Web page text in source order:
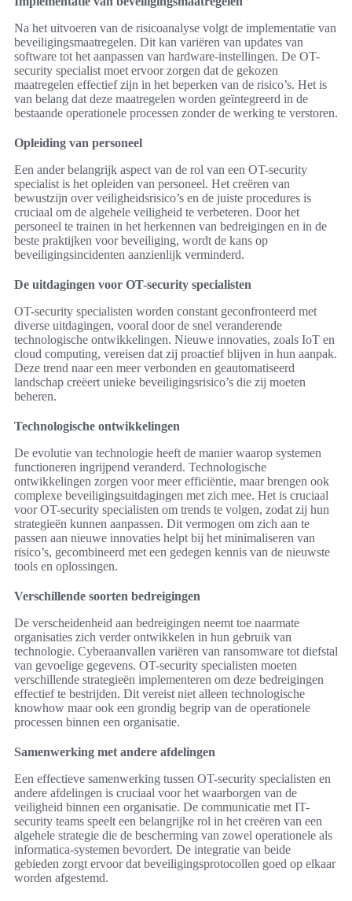
Na het uitvoeren van de risicoanalyse volgt de implementatie van
beveiligingsmaatregelen. Dit kan variëren van updates van
software tot het aanpassen van hardware-instellingen. De OT-
security specialist moet ervoor zorgen dat de gekozen
maatregelen effectief zijn in het beperken van de risico’s. Het is
van belang dat deze maatregelen worden geïntegreerd in de
bestaande operationele processen zonder de werking te verstoren.
Opleiding van personeel
Een ander belangrijk aspect van de rol van een OT-security
specialist is het opleiden van personeel. Het creëren van
bewustzijn over veiligheidsrisico’s en de juiste procedures is
cruciaal om de algehele veiligheid te verbeteren. Door het
personeel te trainen in het herkennen van bedreigingen en in de
beste praktijken voor beveiliging, wordt de kans op
beveiligingsincidenten aanzienlijk verminderd.
De uitdagingen voor OT-security specialisten
OT-security specialisten worden constant geconfronteerd met
diverse uitdagingen, vooral door de snel veranderende
technologische ontwikkelingen. Nieuwe innovaties, zoals IoT en
cloud computing, vereisen dat zij proactief blijven in hun aanpak.
Deze trend naar een meer verbonden en geautomatiseerd
landschap creëert unieke beveiligingsrisico’s die zij moeten
beheren.
Technologische ontwikkelingen
De evolutie van technologie heeft de manier waarop systemen
functioneren ingrijpend veranderd. Technologische
ontwikkelingen zorgen voor meer efficiëntie, maar brengen ook
complexe beveiligingsuitdagingen met zich mee. Het is cruciaal
voor OT-security specialisten om trends te volgen, zodat zij hun
strategieën kunnen aanpassen. Dit vermogen om zich aan te
passen aan nieuwe innovaties helpt bij het minimaliseren van
risico’s, gecombineerd met een gedegen kennis van de nieuwste
tools en oplossingen.
Verschillende soorten bedreigingen
De verscheidenheid aan bedreigingen neemt toe naarmate
organisaties zich verder ontwikkelen in hun gebruik van
technologie. Cyberaanvallen variëren van ransomware tot diefstal
van gevoelige gegevens. OT-security specialisten moeten
verschillende strategieën implementeren om deze bedreigingen
effectief te bestrijden. Dit vereist niet alleen technologische
knowhow maar ook een grondig begrip van de operationele
processen binnen een organisatie.
Samenwerking met andere afdelingen
Een effectieve samenwerking tussen OT-security specialisten en
andere afdelingen is cruciaal voor het waarborgen van de
veiligheid binnen een organisatie. De communicatie met IT-
security teams speelt een belangrijke rol in het creëren van een
algehele strategie die de bescherming van zowel operationele als
informatica-systemen bevordert. De integratie van beide
gebieden zorgt ervoor dat beveiligingsprotocollen goed op elkaar
worden afgestemd.